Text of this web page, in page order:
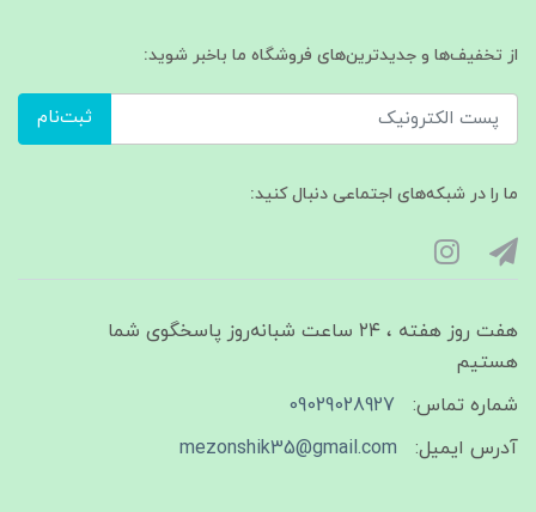
از تخفیف‌ها و جدیدترین‌های فروشگاه ما باخبر شوید:
ثبت‌نام
ما را در شبکه‌های اجتماعی دنبال کنید:
هفت روز هفته ، ۲۴ ساعت شبانه‌روز پاسخگوی شما
هستیم
شماره تماس:
09029028927
آدرس ایمیل:
mezonshik35@gmail.com